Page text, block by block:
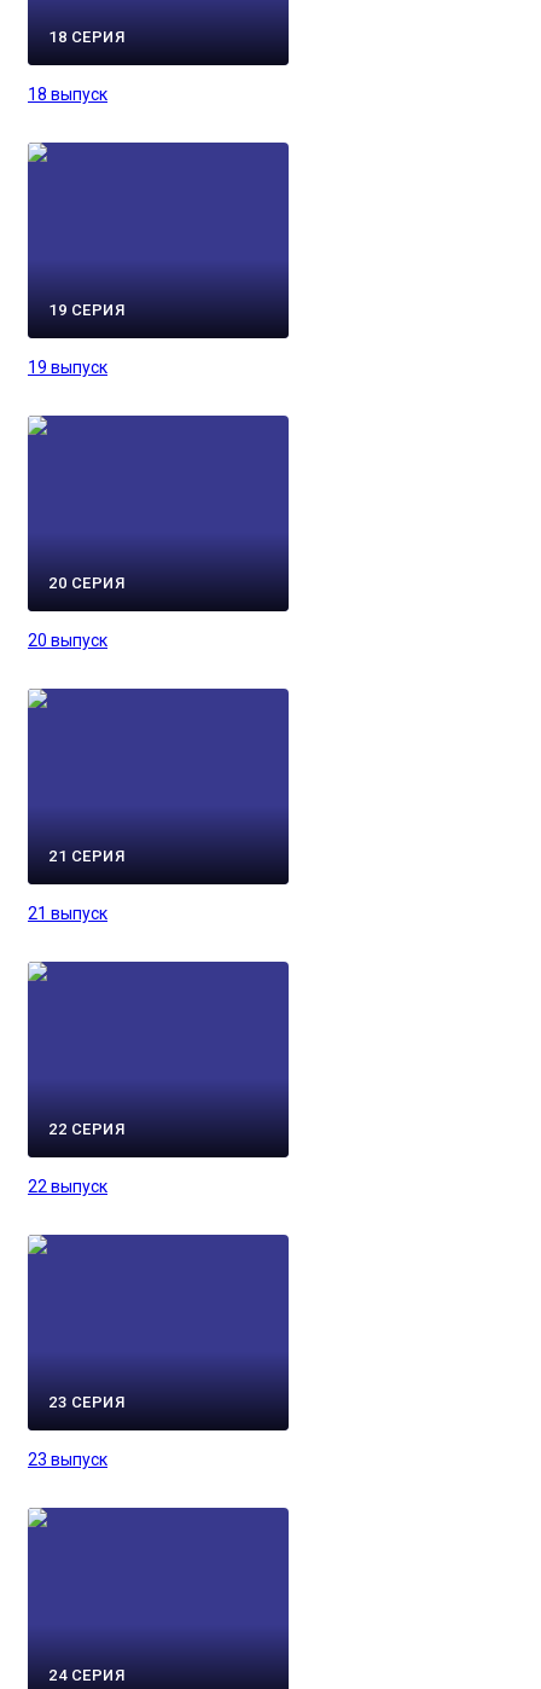
18 СЕРИЯ
18 выпуск
19 СЕРИЯ
19 выпуск
20 СЕРИЯ
20 выпуск
21 СЕРИЯ
21 выпуск
22 СЕРИЯ
22 выпуск
23 СЕРИЯ
23 выпуск
24 СЕРИЯ